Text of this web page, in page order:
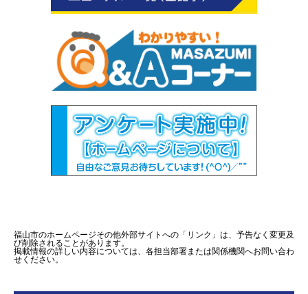
福山市のホームページその他外部サイトへの「リンク」は、予告なく変更及
び削除されることがあります。
掲載情報の詳しい内容については、各担当部署または関係機関へお問い合わ
せください。